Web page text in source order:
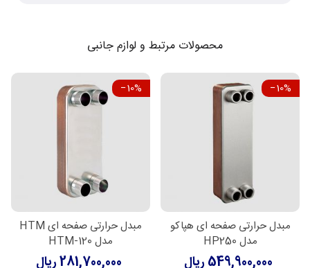
محصولات مرتبط و لوازم جانبی
‎−10%
مبدل حرارتی صفحه ای هپاکو
مدل HP250
549,900,000 ریال
‎−10%
مبدل حرارتی صفحه ای HTM
مدل HTM-120
281,700,000 ریال